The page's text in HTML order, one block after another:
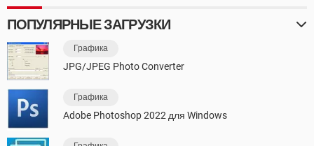
ПОПУЛЯРНЫЕ ЗАГРУЗКИ
Графика
JPG/JPEG Photo Converter
Графика
Adobe Photoshop 2022 для Windows